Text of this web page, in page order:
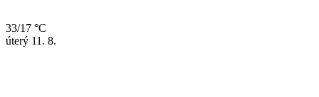
33/17 °C
úterý 11. 8.